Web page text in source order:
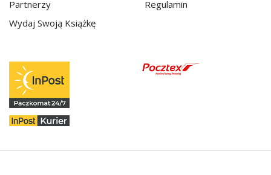
Partnerzy
Wydaj Swoją Książkę
Regulamin